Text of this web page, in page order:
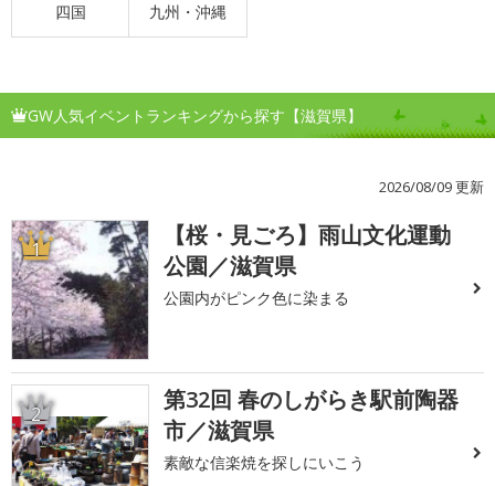
四国 九州・沖縄
GW人気イベントランキングから探す【滋賀県】
2026/08/09 更新
1
【桜・見ごろ】雨山文化運動
公園／滋賀県
公園内がピンク色に染まる
2
第32回 春のしがらき駅前陶器
市／滋賀県
素敵な信楽焼を探しにいこう